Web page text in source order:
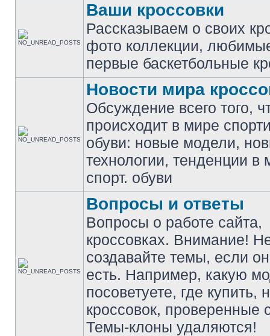
Ваши кроссовки
Рассказываем о своих
фото коллекции,
первые баскетбольные
Новости мира
Обсуждение всего того,
происходит в мире
обуви: новые модели,
технологии, тенденции в
спорт. обуви
Вопросы и ответы
Вопросы о работе сайта,
кроссовках. Внимание!
создавайте темы, если
есть. Например, какую
посоветуете, где купить,
кроссовок, проверенные
Темы-клоны удаляются!